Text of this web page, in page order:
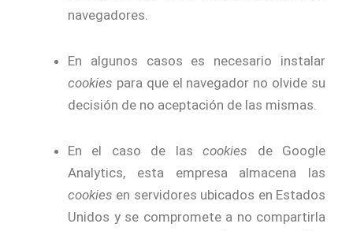
navegadores.
En algunos casos es necesario instalar
cookies para que el navegador no olvide su
decisión de no aceptación de las mismas.
En el caso de lascookies de Google
Analytics, esta empresa almacena las
cookies en servidores ubicados en Estados
Unidos y se compromete a no compartirla